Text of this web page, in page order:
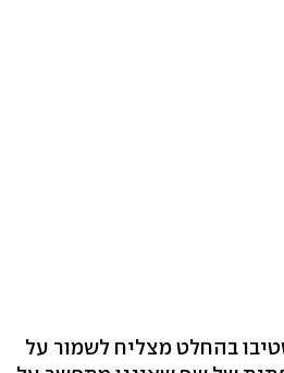
בהחלט מצליח לשמור על